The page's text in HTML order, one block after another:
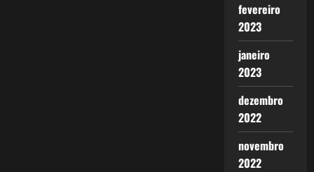
fevereiro
2023
janeiro
2023
dezembro
2022
novembro
2022